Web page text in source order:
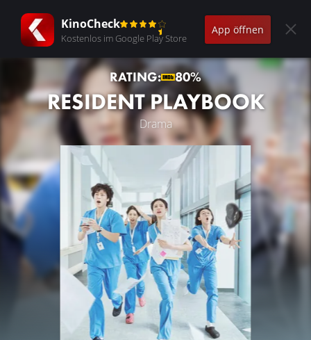
KinoCheck
Kostenlos im Google Play Store
App öffnen
RATING: 80%
RESIDENT PLAYBOOK
Drama